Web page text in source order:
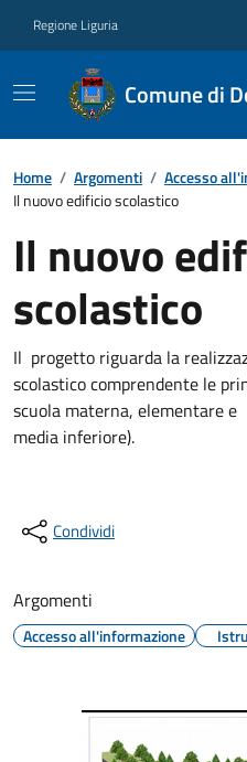
Regione Liguria
Comune di
Home / Argomenti / Accesso
Il nuovo edificio scolastico
Il nuovo
scolastico
Il progetto riguarda la
scolastico comprendente le
scuola materna, elementare e
media inferiore).
Condividi
Argomenti
Accesso all'informazione